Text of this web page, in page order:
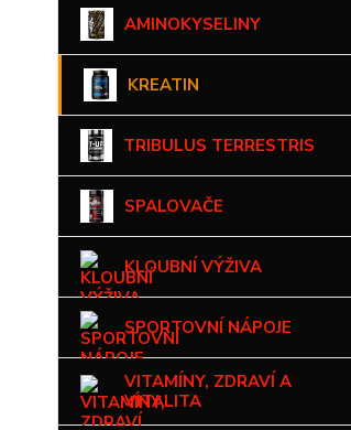
AMINOKYSELINY
KREATIN
TRIBULUS TERRESTRIS
SPALOVAČE
KLOUBNÍ VÝŽIVA
SPORTOVNÍ NÁPOJE
VITAMÍNY, ZDRAVÍ A
VITALITA